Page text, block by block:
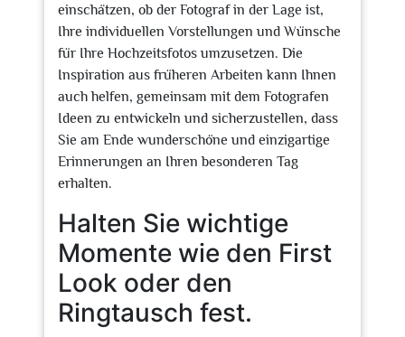
einschätzen, ob der Fotograf in der Lage ist,
Ihre individuellen Vorstellungen und Wünsche
für Ihre Hochzeitsfotos umzusetzen. Die
Inspiration aus früheren Arbeiten kann Ihnen
auch helfen, gemeinsam mit dem Fotografen
Ideen zu entwickeln und sicherzustellen, dass
Sie am Ende wunderschöne und einzigartige
Erinnerungen an Ihren besonderen Tag
erhalten.
Halten Sie wichtige
Momente wie den First
Look oder den
Ringtausch fest.